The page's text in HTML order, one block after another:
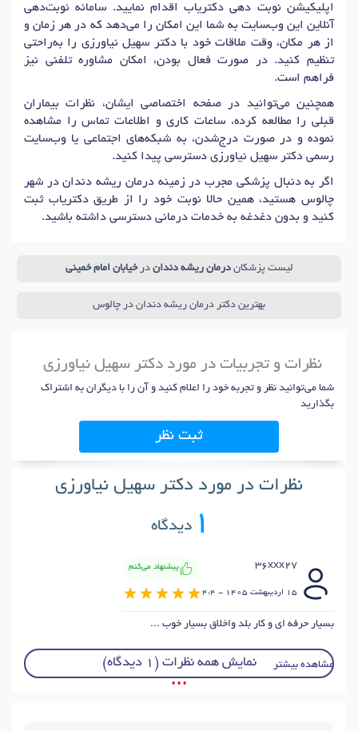
اپلیکیشن نوبت دهی دکتریاب اقدام نمایید. سامانه نوبت‌دهی
آنلاین این وب‌سایت به شما این امکان را می‌دهد که در هر زمان و
از هر مکان، وقت ملاقات خود با دکتر سهیل نیاورزی را به‌راحتی
تنظیم کنید. در صورت فعال بودن، امکان مشاوره تلفنی نیز
فراهم است.
همچنین می‌توانید در صفحه اختصاصی ایشان، نظرات بیماران
قبلی را مطالعه کرده، ساعات کاری و اطلاعات تماس را مشاهده
نموده و در صورت درج‌شدن، به شبکه‌های اجتماعی یا وب‌سایت
رسمی دکتر سهیل نیاورزی دسترسی پیدا کنید.
اگر به دنبال پزشکی مجرب در زمینه درمان ریشه دندان در شهر
چالوس هستید، همین حالا نوبت خود را از طریق دکتریاب ثبت
کنید و بدون دغدغه به خدمات درمانی دسترسی داشته باشید.
لیست پزشکاندرمان ریشه دندان درخیابان امام خمینی
بهترین دکتر درمان ریشه دندان در چالوس
نظرات و تجربیات در مورد دکتر سهیل نیاورزی
شما می‌توانید نظر و تجربه خود را اعلام کنید و آن را با دیگران به اشتراک
بگذارید
ثبت نظر
نظرات در مورد دکتر سهیل نیاورزی
1دیدگاه
36xxx27 پیشنهاد می‌کنم
15 ارديبهشت 1405 - 4:4
بسیار حرفه ای و کار بلد واخلاق بسیار خوب ...
مشاهده بیشتر نمایش همه نظرات (1 دیدگاه)
• • •